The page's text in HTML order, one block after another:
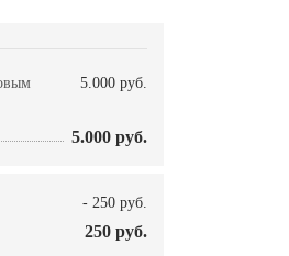
5.000 руб.
5.000 руб.
- 250 руб.
250 руб.